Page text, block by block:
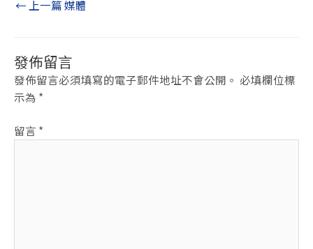
←上一篇 媒體
發佈留言
發佈留言必須填寫的電子郵件地址不會公開。 必填欄位標
示為 *
留言 *